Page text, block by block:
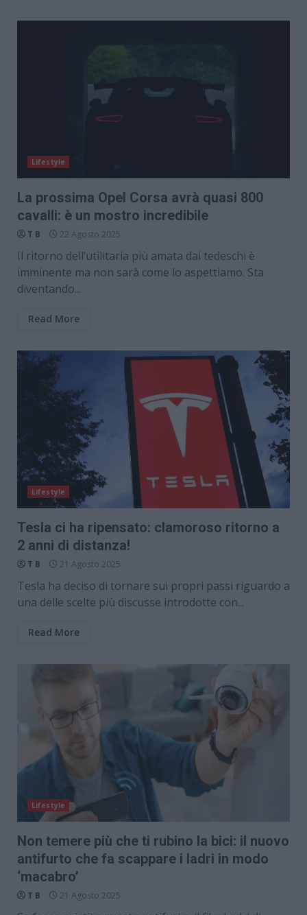
Lifestyle
La prossima Opel Corsa avrà quasi 800
cavalli: è un mostro incredibile
T B 22 Agosto 2025
Il ritorno dell’utilitaria più amata dai tedeschi è
imminente ma non sarà come lo aspettiamo. Sta
diventando...
Read More
Lifestyle
Tesla ci ha ripensato: clamoroso ritorno a
2 anni di distanza!
T B 21 Agosto 2025
Tesla ha deciso di tornare sui propri passi riguardo a
una delle scelte più discusse introdotte con...
Read More
Lifestyle
Non temere più che ti rubino la bici: il nuovo
antifurto che fa scappare i ladri in modo
‘macabro’
T B 21 Agosto 2025